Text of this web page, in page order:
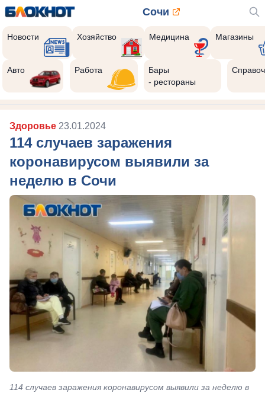
Сочи
Новости Хозяйство Медицина Магазины
Авто Работа
Бары
- рестораны
Здоровье 23.01.2024
114 случаев заражения
коронавирусом выявили за
неделю в Сочи
114 случаев заражения коронавирусом выявили за неделю в